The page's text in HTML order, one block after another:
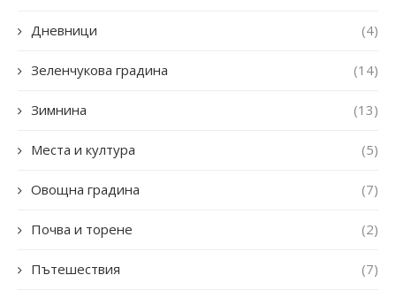
Дневници (4)
Зеленчукова градина (14)
Зимнина (13)
Места и култура (5)
Овощна градина (7)
Почва и торене (2)
Пътешествия (7)